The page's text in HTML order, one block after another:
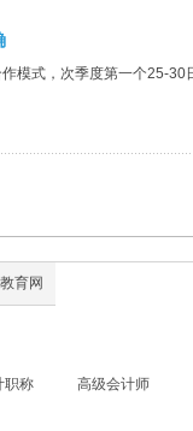
模式，次季度第一个25-30
育网
职称 高级会计师